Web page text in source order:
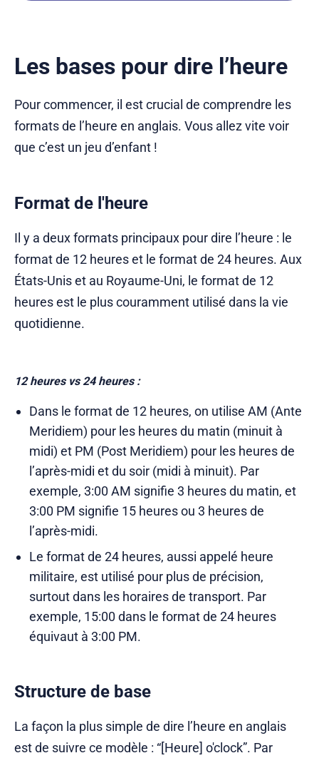
Les bases pour dire l’heure
Pour commencer, il est crucial de comprendre les
formats de l’heure en anglais. Vous allez vite voir
que c’est un jeu d’enfant !
Format de l'heure
Il y a deux formats principaux pour dire l’heure : le
format de 12 heures et le format de 24 heures. Aux
États-Unis et au Royaume-Uni, le format de 12
heures est le plus couramment utilisé dans la vie
quotidienne.
12 heures vs 24 heures :
Dans le format de 12 heures, on utilise AM (Ante
Meridiem) pour les heures du matin (minuit à
midi) et PM (Post Meridiem) pour les heures de
l’après-midi et du soir (midi à minuit). Par
exemple, 3:00 AM signifie 3 heures du matin, et
3:00 PM signifie 15 heures ou 3 heures de
l’après-midi.
Le format de 24 heures, aussi appelé heure
militaire, est utilisé pour plus de précision,
surtout dans les horaires de transport. Par
exemple, 15:00 dans le format de 24 heures
équivaut à 3:00 PM.
Structure de base
La façon la plus simple de dire l’heure en anglais
est de suivre ce modèle : “[Heure] o'clock”. Par